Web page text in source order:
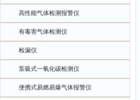
高性能气体检测报警仪
有毒害气体检测仪
检漏仪
泵吸式一氧化碳检测仪
便携式易燃易爆气体报警仪